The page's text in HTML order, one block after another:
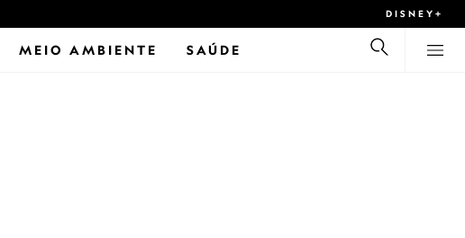
DISNEY+
MEIO AMBIENTE SAÚDE